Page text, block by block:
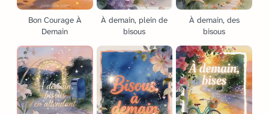
Bon Courage À
Demain
À demain, plein de
bisous
À demain, des
bisous